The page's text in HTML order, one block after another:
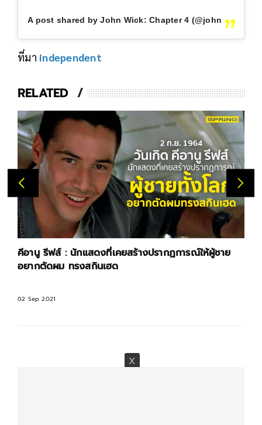
A post shared by John Wick: Chapter 4 (@johnwickmovie)
ที่มา independent
RELATED
คีอานู รีฟส์ : นักแสดงที่เคยสร้างปรากฏการณ์ให้ผู้ชาย
อยากตัดผม ทรงสกินเฮด
02 Sep 2021